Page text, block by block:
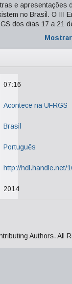
e apresentações
no Brasil. O III
dos dias 17 a 21
07:16
Acontece na UFRGS
Brasil
Português
http://hdl.handle.net/
2014
Authors. All